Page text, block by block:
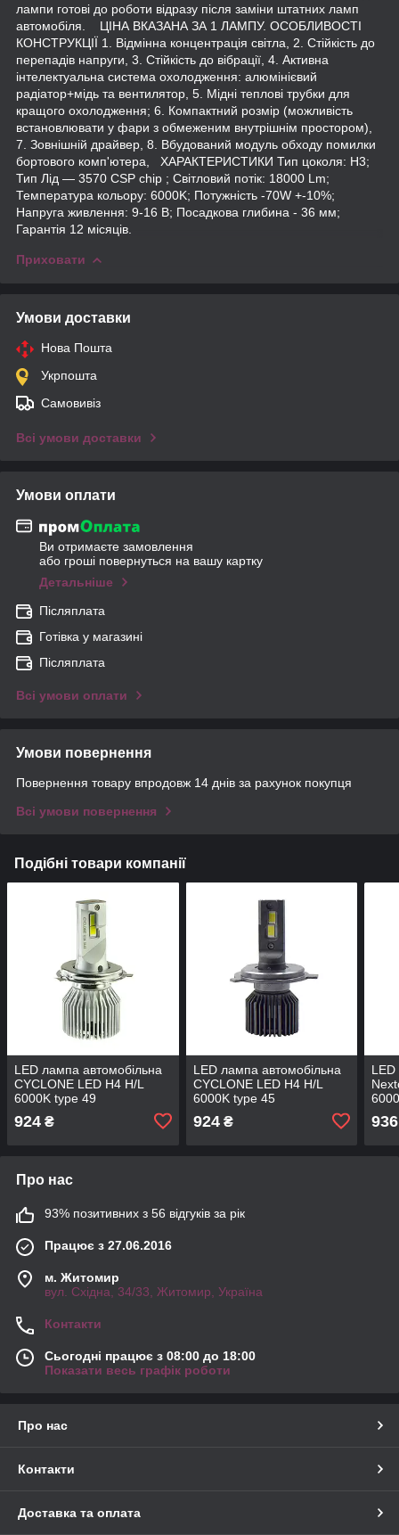
лампи готові до роботи відразу після заміни штатних ламп
автомобіля. ЦІНА ВКАЗАНА ЗА 1 ЛАМПУ. ОСОБЛИВОСТІ
КОНСТРУКЦІЇ 1. Відмінна концентрація світла, 2. Стійкість до
перепадів напруги, 3. Стійкість до вібрації, 4. Активна
інтелектуальна система охолодження: алюмінієвий
радіатор+мідь та вентилятор, 5. Мідні теплові трубки для
кращого охолодження; 6. Компактний розмір (можливість
встановлювати у фари з обмеженим внутрішнім простором),
7. Зовнішній драйвер, 8. Вбудований модуль обходу помилки
бортового комп'ютера, ХАРАКТЕРИСТИКИ Тип цоколя: H3;
Тип Лід — 3570 CSP chip ; Світловий потік: 18000 Lm;
Температура кольору: 6000K; Потужність -70W +-10%;
Напруга живлення: 9-16 В; Посадкова глибина - 36 мм;
Гарантія 12 місяців.
Приховати
Умови доставки
Нова Пошта
Укрпошта
Самовивіз
Всі умови доставки
Умови оплати
Ви отримаєте замовлення
або гроші повернуться на вашу картку
Детальніше
Післяплата
Готівка у магазині
Післяплата
Всі умови оплати
Умови повернення
Повернення товару впродовж 14 днів за рахунок покупця
Всі умови повернення
Подібні товари компанії
LED лампа автомобільна
CYCLONE LED H4 H/L
6000K type 49
924 ₴
LED лампа автомобільна
CYCLONE LED H4 H/L
6000K type 45
924₴
LED
936
Про нас
93% позитивних з 56 відгуків за рік
Працює з 27.06.2016
м. Житомир
вул. Східна, 34/33, Житомир, Україна
Контакти
Сьогодні працює з 08:00 до 18:00
Показати весь графік роботи
Про нас
Контакти
Доставка та оплата